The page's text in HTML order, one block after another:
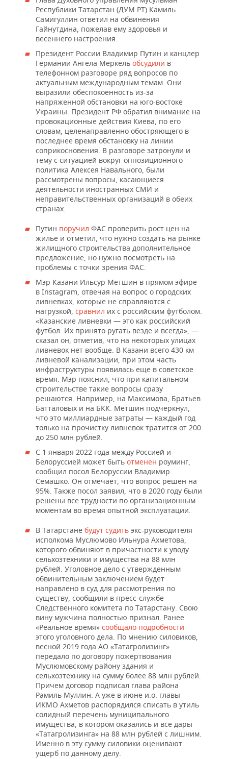
Республики Татарстан (ДУМ РТ) Камиль
Самигуллин ответил на обвинения
Гайнутдина, пожелав ему здоровья и
весеннего настроения.
Президент России Владимир Путин и канцлер
Германии Ангела Меркель обсудили в
телефонном разговоре ряд вопросов по
актуальным международным темам. Они
выразили обеспокоенность из-за
напряженной обстановки на юго-востоке
Украины. Президент РФ обратил внимание на
провокационные действия Киева, по его
словам, целенаправленно обостряющего в
последнее время обстановку на линии
соприкосновения. В разговоре затронули и
тему с ситуацией вокруг оппозиционного
политика Алексея Навального, были
рассмотрены вопросы, касающиеся
деятельности иностранных СМИ и
неправительственных организаций в обеих
странах.
Путин поручил ФАС проверить рост цен на
жилье и отметил, что нужно создать на рынке
жилищного строительства дополнительное
предложение, но нужно посмотреть на
проблемы с точки зрения ФАС.
Мэр Казани Ильсур Метшин в прямом эфире
в Instagram, отвечая на вопрос о городских
ливневках, которые не справляются с
нагрузкой, сравнил их с российским футболом.
«Казанские ливневки — это как российский
футбол. Их принято ругать везде и всегда», —
сказал он, отметив, что на некоторых улицах
ливневок нет вообще. В Казани всего 430 км
ливневой канализации, при этом часть
инфраструктуры появилась еще в советское
время. Мэр пояснил, что при капитальном
строительстве такие вопросы сразу
решаются. Например, на Максимова, Братьев
Батталовых и на БКК. Метшин подчеркнул,
что это миллиардные затраты — каждый год
только на прочистку ливневок тратится от 200
до 250 млн рублей.
С 1 января 2022 года между Россией и
Белоруссией может быть отменен роуминг,
сообщил посол Белоруссии Владимир
Семашко. Он отмечает, что вопрос решен на
95%. Также посол заявил, что в 2020 году были
решены все трудности по организационным
моментам во время опытной эксплуатации.
В Татарстане будут судить экс-руководителя
исполкома Муслюмово Ильнура Ахметова,
которого обвиняют в причастности к уводу
сельхозтехники и имущества на 88 млн
рублей. Уголовное дело с утвержденным
обвинительным заключением будет
направлено в суд для рассмотрения по
существу, сообщили в пресс-службе
Следственного комитета по Татарстану. Свою
вину мужчина полностью признал. Ранее
«Реальное время» сообщало подробности
этого уголовного дела. По мнению силовиков,
весной 2019 года АО «Татагролизинг»
передало по договору пожертвования
Муслюмовскому району здания и
сельхозтехнику на сумму более 88 млн рублей.
Причем договор подписал глава района
Рамиль Муллин. А уже в июне и.о. главы
ИКМО Ахметов распорядился списать в утиль
солидный перечень муниципального
имущества, в котором оказались и все дары
«Татагролизинга» на 88 млн рублей с лишним.
Именно в эту сумму силовики оценивают
ущерб по данному делу.